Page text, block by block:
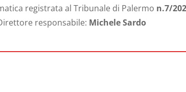
registrata al Tribunale di Palermo n.7/
responsabile: Michele Sardo